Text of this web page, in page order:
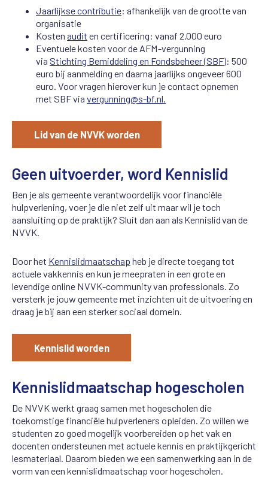
Jaarlijkse contributie: afhankelijk van de grootte van
organisatie
Kosten audit en certificering: vanaf 2.000 euro
Eventuele kosten voor de AFM-vergunning
via Stichting Bemiddeling en Fondsbeheer (SBF): 500
euro bij aanmelding en daarna jaarlijks ongeveer 600
euro. Voor vragen hierover kun je contact opnemen
met SBF via vergunning@s-bf.nl.
Lid van de NVVK worden
Geen uitvoerder, word Kennislid
Ben je als gemeente verantwoordelijk voor financiële
hulpverlening, voer je die niet zelf uit maar wil je toch
aansluiting op de praktijk? Sluit dan aan als Kennislid van de
NVVK.
Door het Kennislidmaatschap heb je directe toegang tot
actuele vakkennis en kun je meepraten in een grote en
levendige online NVVK-community van professionals. Zo
versterk je jouw gemeente met inzichten uit de uitvoering en
draag je bij aan een sterker sociaal domein.
Kennislid worden
Kennislidmaatschap hogescholen
De NVVK werkt graag samen met hogescholen die
toekomstige financiële hulpverleners opleiden. Zo willen we
studenten zo goed mogelijk voorbereiden op het vak en
docenten ondersteunen met actuele kennis en praktijkgericht
lesmateriaal. Daarom bieden we een samenwerking aan in de
vorm van een kennislidmaatschap voor hogescholen.